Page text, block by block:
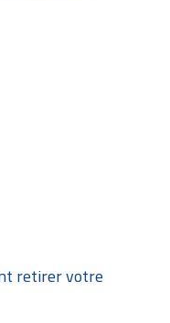
retirer votre